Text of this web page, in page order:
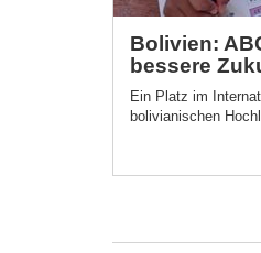
Bolivien:
bessere
Ein Platz im
bolivianischen